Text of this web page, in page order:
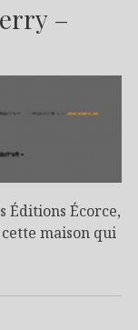
–
Éditions Écorce,
maison qui